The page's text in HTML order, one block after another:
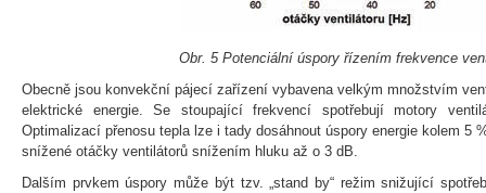
Obr. 5 Potenciální úspory řízením frekvence
Obecně jsou konvekční pájecí zařízení vybavena velkým množstvím
elektrické energie. Se stoupající frekvencí spotřebují motory
Optimalizací přenosu tepla lze i tady dosáhnout úspory energie kolem 5
snížené otáčky ventilátorů snížením hluku až o 3 dB.
Dalším prvkem úspory může být tzv. „stand by“ režim snižující